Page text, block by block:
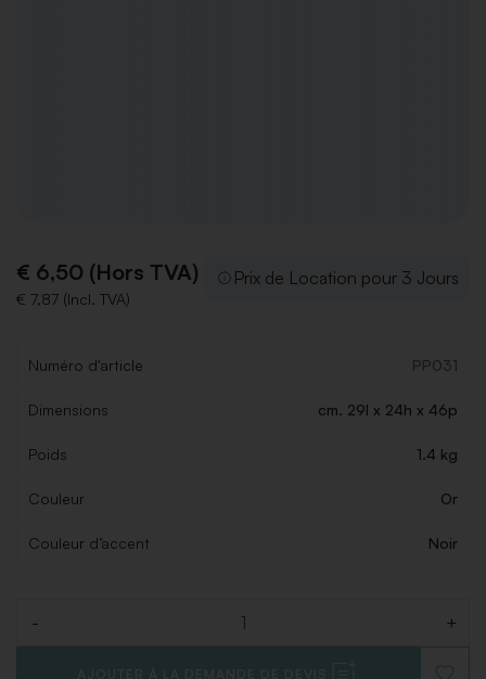
€ 6,50 (Hors TVA)
€ 7,87 (Incl. TVA)
Prix de Location pour 3 Jours
Numéro d'article PP031
Dimensions cm. 29l x 24h x 46p
Poids 1.4 kg
Couleur Or
Couleur d’accent Noir
- +
AJOUTER À LA DEMANDE DE DEVIS